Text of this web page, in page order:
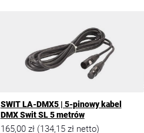
SWIT LA-DMX5 | 5-pinowy kabel
DMX Swit SL 5 metrów
165,00 zł (134,15 złnetto)